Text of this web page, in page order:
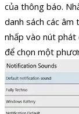
của thông báo.
danh sách các
nhấp vào nút phát
để chọn một